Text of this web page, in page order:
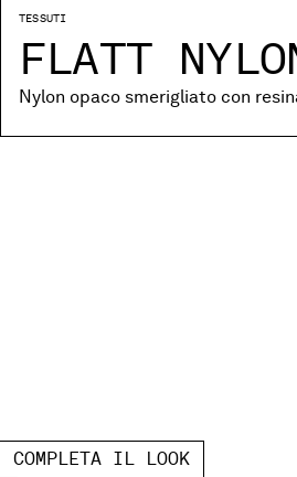
TESSUTI
FLATT
Nylon opaco smerigliato con
COMPLETA IL LOOK